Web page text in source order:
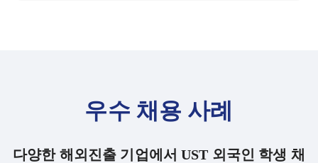
우수 채용 사례
다양한 해외진출 기업에서 UST 외국인 학생 채